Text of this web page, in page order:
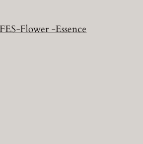
FES-Flower -Essence